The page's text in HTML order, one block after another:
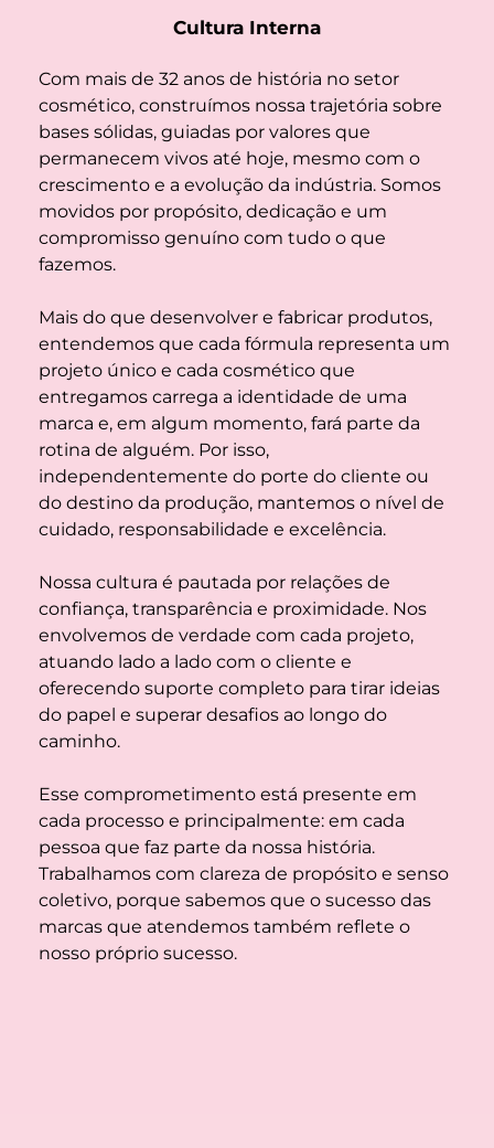
Cultura Interna
Com mais de 32 anos de história no setor
cosmético, construímos nossa trajetória sobre
bases sólidas, guiadas por valores que
permanecem vivos até hoje, mesmo com o
crescimento e a evolução da indústria. Somos
movidos por propósito, dedicação e um
compromisso genuíno com tudo o que
fazemos.
Mais do que desenvolver e fabricar produtos,
entendemos que cada fórmula representa um
projeto único e cada cosmético que
entregamos carrega a identidade de uma
marca e, em algum momento, fará parte da
rotina de alguém. Por isso,
independentemente do porte do cliente ou
do destino da produção, mantemos o nível de
cuidado, responsabilidade e excelência.
Nossa cultura é pautada por relações de
confiança, transparência e proximidade. Nos
envolvemos de verdade com cada projeto,
atuando lado a lado com o cliente e
oferecendo suporte completo para tirar ideias
do papel e superar desafios ao longo do
caminho.
Esse comprometimento está presente em
cada processo e principalmente: em cada
pessoa que faz parte da nossa história.
Trabalhamos com clareza de propósito e senso
coletivo, porque sabemos que o sucesso das
marcas que atendemos também reflete o
nosso próprio sucesso.